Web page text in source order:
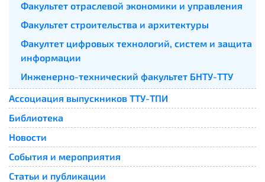
Факультет отраслевой экономики и управления
Факультет строительства и архитектуры
Факултет цифровых технологий, систем и защита
информации
Инженерно-технический факультет БНТУ-ТТУ
Ассоциация выпускников ТТУ-ТПИ
Библиотека
Новости
События и мероприятия
Статьи и публикации